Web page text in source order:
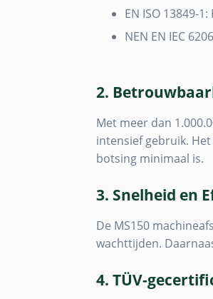
EN ISO 13849-
NEN EN IEC
2.
Met meer dan
intensief gebruik.
botsing minimaal is.
3. Snelheid en
De MS150
wachttijden.
4. TÜV-